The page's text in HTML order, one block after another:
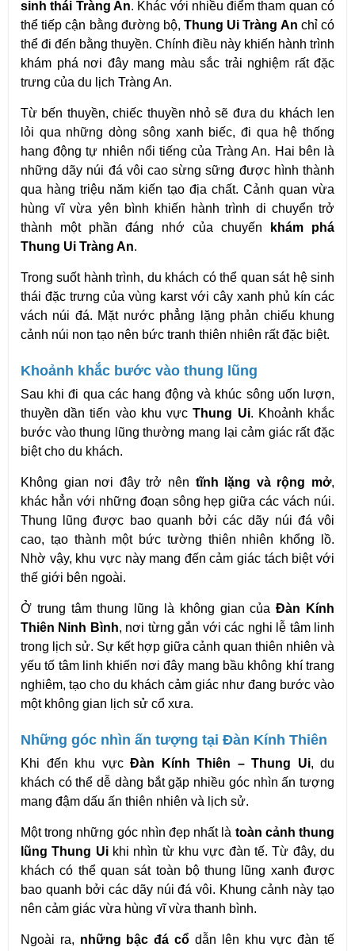
sinh thái Tràng An. Khác với nhiều điểm tham quan có
thể tiếp cận bằng đường bộ, Thung Ui Tràng An chỉ có
thể đi đến bằng thuyền. Chính điều này khiến hành trình
khám phá nơi đây mang màu sắc trải nghiệm rất đặc
trưng của du lịch Tràng An.
Từ bến thuyền, chiếc thuyền nhỏ sẽ đưa du khách len
lỏi qua những dòng sông xanh biếc, đi qua hệ thống
hang động tự nhiên nổi tiếng của Tràng An. Hai bên là
những dãy núi đá vôi cao sừng sững được hình thành
qua hàng triệu năm kiến tạo địa chất. Cảnh quan vừa
hùng vĩ vừa yên bình khiến hành trình di chuyển trở
thành một phần đáng nhớ của chuyến
khám phá
Thung Ui Tràng An.
Trong suốt hành trình, du khách có thể quan sát hệ sinh
thái đặc trưng của vùng karst với cây xanh phủ kín các
vách núi đá. Mặt nước phẳng lặng phản chiếu khung
cảnh núi non tạo nên bức tranh thiên nhiên rất đặc biệt.
Khoảnh khắc bước vào thung lũng
Sau khi đi qua các hang động và khúc sông uốn lượn,
thuyền dần tiến vào khu vực Thung Ui. Khoảnh khắc
bước vào thung lũng thường mang lại cảm giác rất đặc
biệt cho du khách.
Không gian nơi đây trở nên tĩnh lặng và rộng mở,
khác hẳn với những đoạn sông hẹp giữa các vách núi.
Thung lũng được bao quanh bởi các dãy núi đá vôi
cao, tạo thành một bức tường thiên nhiên khổng lồ.
Nhờ vậy, khu vực này mang đến cảm giác tách biệt với
thế giới bên ngoài.
Ở trung tâm thung lũng là không gian của Đàn Kính
Thiên Ninh Bình, nơi từng gắn với các nghi lễ tâm linh
trong lịch sử. Sự kết hợp giữa cảnh quan thiên nhiên và
yếu tố tâm linh khiến nơi đây mang bầu không khí trang
nghiêm, tạo cho du khách cảm giác như đang bước vào
một không gian lịch sử cổ xưa.
Những góc nhìn ấn tượng tại Đàn Kính Thiên
Khi đến khu vực Đàn Kính Thiên – Thung Ui, du
khách có thể dễ dàng bắt gặp nhiều góc nhìn ấn tượng
mang đậm dấu ấn thiên nhiên và lịch sử.
Một trong những góc nhìn đẹp nhất là toàn cảnh thung
lũng Thung Ui khi nhìn từ khu vực đàn tế. Từ đây, du
khách có thể quan sát toàn bộ thung lũng xanh được
bao quanh bởi các dãy núi đá vôi. Khung cảnh này tạo
nên cảm giác vừa hùng vĩ vừa thanh bình.
Ngoài ra, những bậc đá cổ dẫn lên khu vực đàn tế